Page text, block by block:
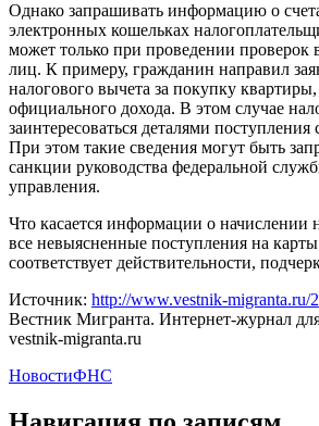
Однако запрашивать информацию о
электронных кошельках
может только при проведении проверок
лиц. К примеру, гражданин направил
налогового вычета за покупку
официального дохода. В этом случае
заинтересоваться деталями поступления
При этом такие сведения могут быть
санкции руководства федеральной
управления.
Что касается информации о начислении
все невыясненные поступления на
соответствует действительности,
Источник: http://www.vestnik-migranta.ru/
Вестник Мигранта. Интернет-журнал
vestnik-migranta.ru
НовостиФНС